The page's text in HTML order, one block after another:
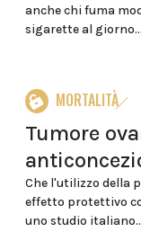
anche chi fuma
sigarette al giorno...
MORTALITÀ
Tumore
Che l'utilizzo della
effetto protettivo
uno studio